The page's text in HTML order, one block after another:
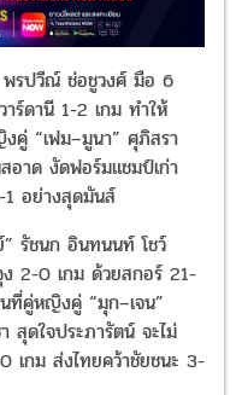
พรปวีณ์ ช่อชูวงศ์ มือ 6
ร์ดานี 1-2 เกม ทำให้
คู่ “เฟม–มูนา” ศุภิสรา
อาด งัดฟอร์มแชมป์เก่า
1 อย่างสุดมันส์
รัชนก อินทนนท์ โชว์
ง 2-0 เกม ด้วยสกอร์ 21-
ที่คู่หญิงคู่ “มุก–เจน”
ดใจประภารัตน์ จะไม่
เกม ส่งไทยคว้าชัยชนะ 3-